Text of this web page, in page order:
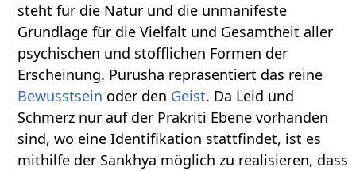
steht für die Natur und die unmanifeste
Grundlage für die Vielfalt und Gesamtheit aller
psychischen und stofflichen Formen der
Erscheinung. Purusha repräsentiert das reine
Bewusstsein oder den Geist. Da Leid und
Schmerz nur auf der Prakriti Ebene vorhanden
sind, wo eine Identifikation stattfindet, ist es
mithilfe der Sankhya möglich zu realisieren, dass